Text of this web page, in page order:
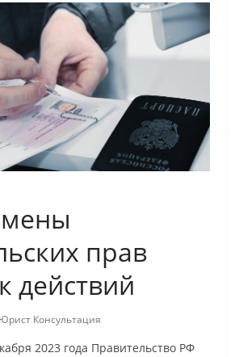
прав
действий
Консультация
2023 года Правительство РФ